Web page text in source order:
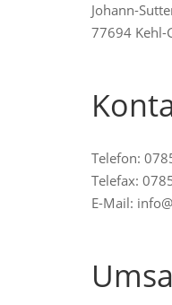
Johann-
77694 Kehl-
Telefon:
Telefax:
E-Mail: